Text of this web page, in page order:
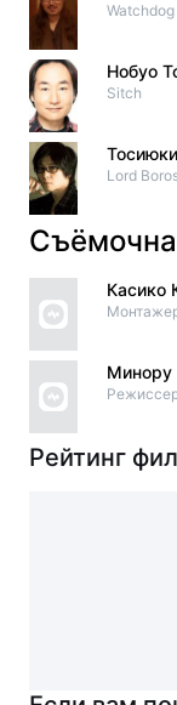
Нобуо
Sitch
Lord
Касико
Минору
Рейтинг